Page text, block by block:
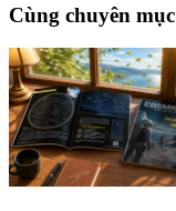
Cùng chuyên mục